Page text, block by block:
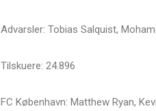
Advarsler: Tobias Salquist,
Tilskuere: 24.896
FC København: Matthew Ryan,